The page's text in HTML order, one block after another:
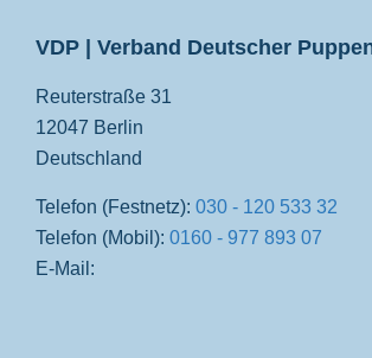
VDP | Verband Deutscher
Reuterstraße 31
12047 Berlin
Deutschland
Telefon (Festnetz): 030 - 120 533 32
Telefon (Mobil): 0160 - 977 893 07
E-Mail: